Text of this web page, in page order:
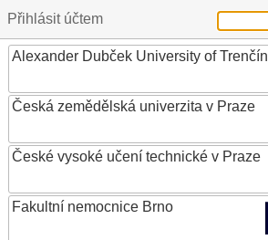
Přihlásit účtem
Alexander Dubček University of Trenčín
Česká zemědělská univerzita v Praze
České vysoké učení technické v Praze
Fakultní nemocnice Brno